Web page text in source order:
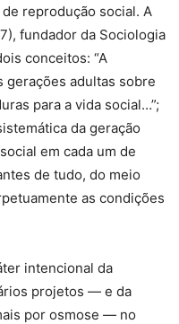
reprodução social. A
fundador da Sociologia
conceitos: “A
gerações adultas sobre
para a vida social…”;
da geração
em cada um de
de tudo, do meio
as condições
intencional da
projetos — e da
por osmose — no